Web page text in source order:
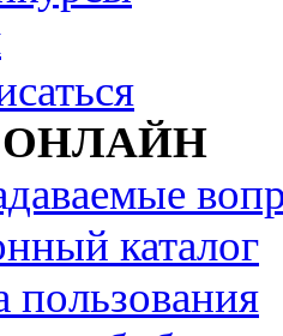
ОНЛАЙН
каталог
пользования